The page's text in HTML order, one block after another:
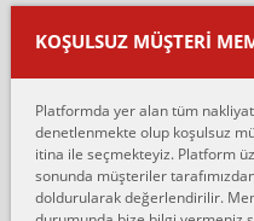
Ankara ALİCANLAR NAKLİYAT
var verdikleri fiyat teklifini arttırdılar.
oldukça tutarsı...
Ankara Alicanlar naklyat tel
Konya ya Alicanlar naklyat la anlaştık
fiyatın mazoto gele...
Fatih kokmese:
KOŞULSUZ MÜŞTERI
Platformda yer alan tüm
denetlenmekte olup koşulsuz
itina ile seçmekteyiz. Platform
sonunda müşteriler
doldurularak değerlendirilir.